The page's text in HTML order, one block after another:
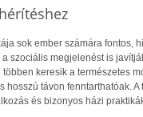
sok ember számára fontos,
szociális megjelenést is
keresik a természetes
hosszú távon fenntarthatóak.
és bizonyos házi